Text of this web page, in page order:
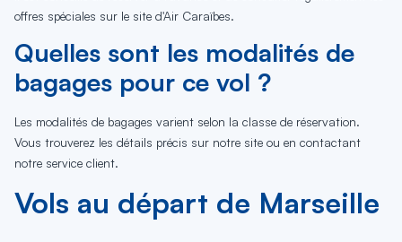
offres spéciales sur le site d'Air Caraïbes.
Quelles sont les modalités de
bagages pour ce vol ?
Les modalités de bagages varient selon la classe de réservation.
Vous trouverez les détails précis sur notre site ou en contactant
notre service client.
Vols au départ de Marseille